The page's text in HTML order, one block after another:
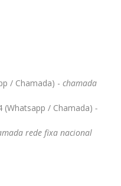
/ Chamada) - chamada
(Whatsapp / Chamada) -
rede fixa nacional